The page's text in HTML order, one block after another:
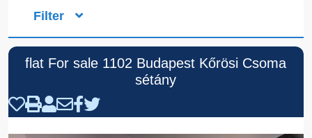
Filter
flat For sale 1102 Budapest Kőrösi Csoma
sétány